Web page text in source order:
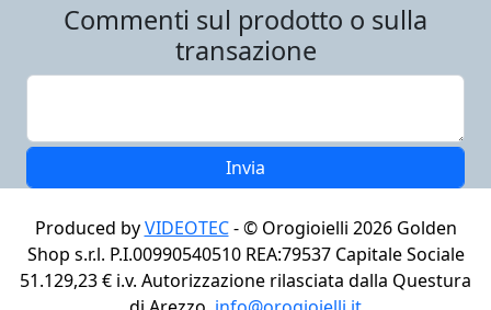
Commenti sul prodotto o sulla
transazione
Produced byVIDEOTEC - © Orogioielli 2026Golden
Shop s.r.l. P.I.00990540510 REA:79537 Capitale Sociale
51.129,23 € i.v. Autorizzazione rilasciata dalla Questura